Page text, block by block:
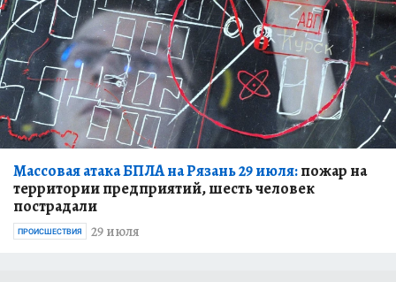
Массовая атака БПЛА на Рязань 29 июля:пожар на
территории предприятий, шесть человек
пострадали
29 июля
ПРОИСШЕСТВИЯ